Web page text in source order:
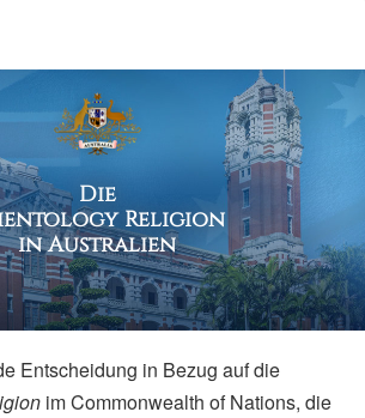
Die
Religion
in Australien
Entscheidung in Bezug auf die
im Commonwealth of Nations, die